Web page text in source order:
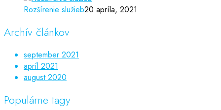
Rozšírenie služieb20 apríla, 2021
Archív článkov
september 2021
apríl 2021
august 2020
Populárne tagy